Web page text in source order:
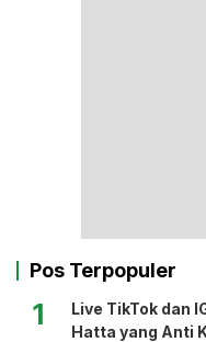
Pos Terpopuler
1
Live TikTok dan
Hatta yang Anti